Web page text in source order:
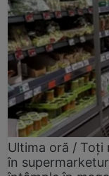
Ultima oră / Toți
în